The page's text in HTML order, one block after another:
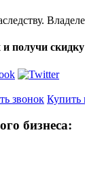
и получи скидку
звонок Купить
бизнеса: